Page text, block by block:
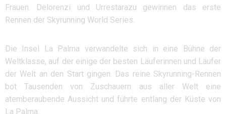
Frauen. Delorenzi und Urrestarazu gewinnen das erste
Rennen der Skyrunning World Series.
Die Insel La Palma verwandelte sich in eine Bühne der
Weltklasse, auf der einige der besten Läuferinnen und Läufer
der Welt an den Start gingen. Das reine Skyrunning-Rennen
bot Tausenden von Zuschauern aus aller Welt eine
atemberaubende Aussicht und führte entlang der Küste von
La Palma.